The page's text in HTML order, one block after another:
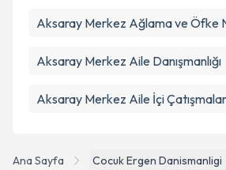
Ana Sayfa Cocuk Ergen Danismanligi
Aksaray Merkez Ağlama ve Öfke
Aksaray Merkez Aile Danışmanlığı
Aksaray Merkez Aile İçi Çatışmalar